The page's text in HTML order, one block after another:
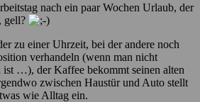
nach ein paar Wochen Urlaub, der
gell?
zu einer Uhrzeit, bei der andere noch
verhandeln (wenn man nicht
ist …), der Kaffee bekommt seinen alten
zwischen Haustür und Auto stellt
wie Alltag ein.